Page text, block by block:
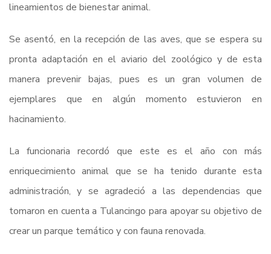
lineamientos de bienestar animal.
Se asentó, en la recepción de las aves, que se espera su
pronta adaptación en el aviario del zoológico y de esta
manera prevenir bajas, pues es un gran volumen de
ejemplares que en algún momento estuvieron en
hacinamiento.
La funcionaria recordó que este es el año con más
enriquecimiento animal que se ha tenido durante esta
administración, y se agradeció a las dependencias que
tomaron en cuenta a Tulancingo para apoyar su objetivo de
crear un parque temático y con fauna renovada.